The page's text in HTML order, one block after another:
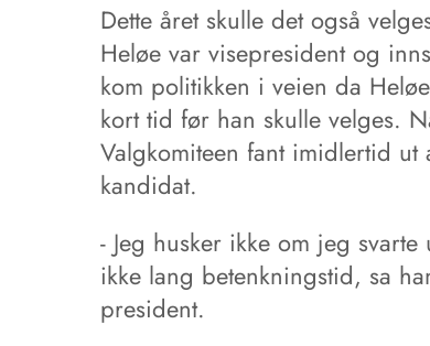
Dette året skulle det også
Heløe var visepresident og
kom politikken i veien da
kort tid før han skulle velges.
Valgkomiteen fant imidlertid
kandidat.
- Jeg husker ikke om jeg
ikke lang betenkningstid, sa
president.